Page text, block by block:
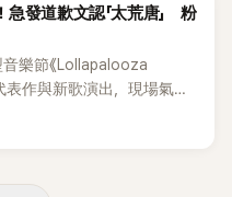
發道歉文認「太荒唐」 粉
樂節《Lollapalooza
作與新歌演出，現場氣氛
主動坦承，自己因為太緊